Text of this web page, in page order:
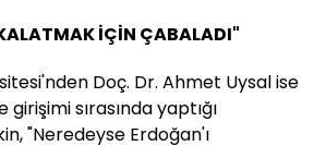
İÇİN ÇABALADI"
Doç. Dr. Ahmet Uysal ise
sırasında yaptığı
"Neredeyse Erdoğan'ı